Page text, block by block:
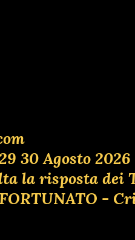
30 Agosto 2026
la risposta dei
-